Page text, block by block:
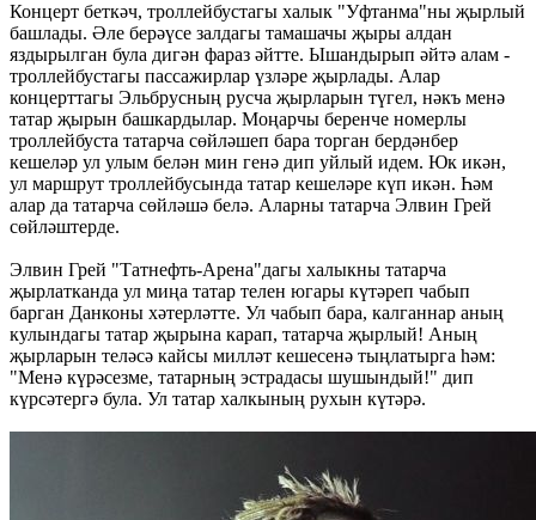
Концерт беткәч, троллейбустагы халык "Уфтанма"ны җырлый
башлады. Әле берәүсе залдагы тамашачы җыры алдан
яздырылган була дигән фараз әйтте. Ышандырып әйтә алам -
троллейбустагы пассажирлар үзләре җырлады. Алар
концерттагы Эльбрусның русча җырларын түгел, нәкъ менә
татар җырын башкардылар. Моңарчы беренче номерлы
троллейбуста татарча сөйләшеп бара торган бердәнбер
кешеләр ул улым белән мин генә дип уйлый идем. Юк икән,
ул маршрут троллейбусында татар кешеләре күп икән. Һәм
алар да татарча сөйләшә белә. Аларны татарча Элвин Грей
сөйләштерде.
Элвин Грей "Татнефть-Арена"дагы халыкны татарча
җырлатканда ул миңа татар телен югары күтәреп чабып
барган Данконы хәтерләтте. Ул чабып бара, калганнар аның
кулындагы татар җырына карап, татарча җырлый! Аның
җырларын теләсә кайсы милләт кешесенә тыңлатырга һәм:
"Менә күрәсезме, татарның эстрадасы шушындый!" дип
күрсәтергә була. Ул татар халкының рухын күтәрә.